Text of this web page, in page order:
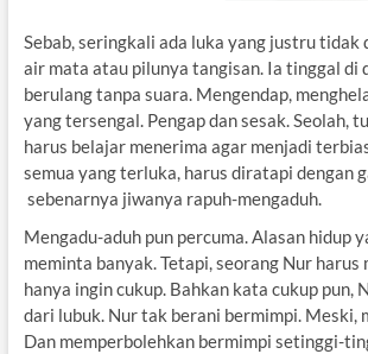
Sebab, seringkali ada luka yang justru tidak
air mata atau pilunya tangisan. Ia tinggal di
berulang tanpa suara. Mengendap,
yang tersengal. Pengap dan sesak. Seolah,
harus belajar menerima agar menjadi
semua yang terluka, harus diratapi dengan
sebenarnya jiwanya rapuh-mengaduh.
Mengadu-aduh pun percuma. Alasan hidup
meminta banyak. Tetapi, seorang Nur harus
hanya ingin cukup. Bahkan kata cukup pun,
dari lubuk. Nur tak berani bermimpi. Meski,
Dan memperbolehkan bermimpi setinggi-